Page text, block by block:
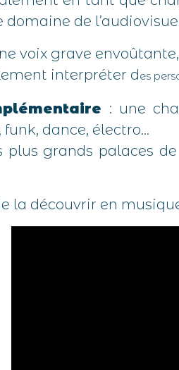
de
voix grave
interpréter des
: une
dance, électro…
plus grands palaces
la découvrir en